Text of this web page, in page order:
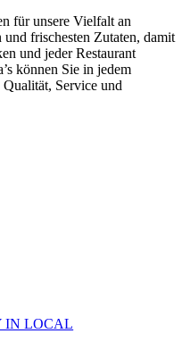
für unsere Vielfalt an
und frischesten Zutaten, damit
und jeder Restaurant
können Sie in jedem
Service und
IN LOCAL